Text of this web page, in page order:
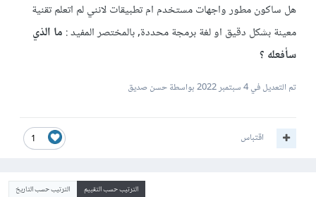
هل ساكون مطور واجهات مستخدم ام تطبيقات لانني لم اتعلم تقنية
معينة بشكل دقيق او لغة برمجة محددة, بالمختصر المفيد : ما الذي
سأفعله ؟
تم التعديل في4 سبتمبر 2022 بواسطة حسن صديق
1 اقتباس
الترتيب حسب التقييم الترتيب حسب التاريخ